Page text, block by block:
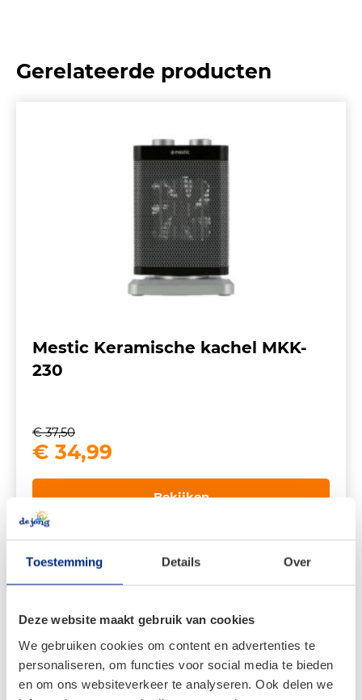
Toestemming Details Over
Deze website maakt gebruik van cookies
We gebruiken cookies om content en advertenties te
personaliseren, om functies voor social media te bieden
en om ons websiteverkeer te analyseren. Ook delen we
Gerelateerde producten
Mestic Keramische kachel MKK-
230
€37,50
Oorspronkelijke
was:
€ 37,50.
€ 34,99
is:
Bekijken